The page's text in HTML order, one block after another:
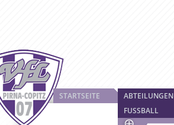
STARTSEITE
ABTEILUNGEN
FUSSBALL